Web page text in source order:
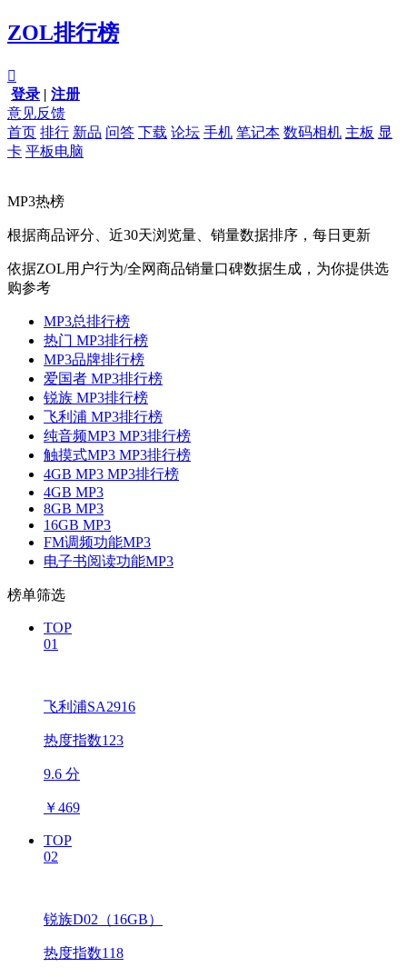
ZOL排行榜

登录 | 注册
意见反馈
首页 排行 新品 问答 下载 论坛 手机 笔记本 数码相机 主板 显
卡 平板电脑
MP3热榜
根据商品评分、近30天浏览量、销量数据排序，每日更新
依据ZOL用户行为/全网商品销量口碑数据生成，为你提供选
购参考
MP3总排行榜
热门 MP3排行榜
MP3品牌排行榜
爱国者 MP3排行榜
锐族 MP3排行榜
飞利浦 MP3排行榜
纯音频MP3 MP3排行榜
触摸式MP3 MP3排行榜
4GB MP3 MP3排行榜
4GB MP3
8GB MP3
16GB MP3
FM调频功能MP3
电子书阅读功能MP3
榜单筛选
TOP
01
飞利浦SA2916
热度指数123
9.6 分
￥469
TOP
02
锐族D02（16GB）
热度指数118